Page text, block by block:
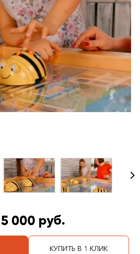
000 руб.
КУПИТЬ В 1 КЛИК